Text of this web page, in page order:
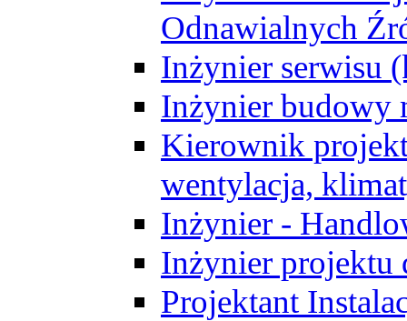
Odnawialnych
Inżynier serwisu
Inżynier budowy
Kierownik
wentylacja,
Inżynier -
Inżynier projektu
Projektant